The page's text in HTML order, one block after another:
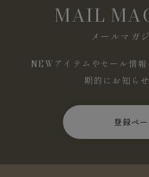
MAIL
メールマガ
NEWアイテムやセール情
期的にお知らせ
登録ペ